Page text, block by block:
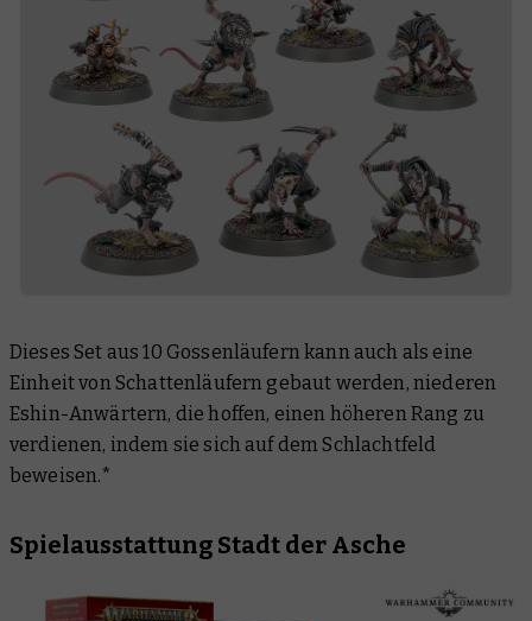
Dieses Set aus 10 Gossenläufern kann auch als eine
Einheit von Schattenläufern gebaut werden, niederen
Eshin-Anwärtern, die hoffen, einen höheren Rang zu
verdienen, indem sie sich auf dem Schlachtfeld
beweisen.*
Spielausstattung Stadt der Asche